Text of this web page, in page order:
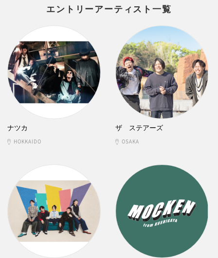
エントリーアーティスト一覧
ナツカ
HOKKAIDO
ザ ステアーズ
OSAKA